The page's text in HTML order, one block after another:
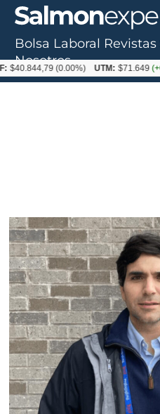
Bolsa Laboral Revistas
Nosotros
(0.00%) UTM: $71.649(+0.20%)